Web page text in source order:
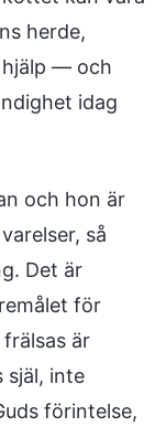
herde,
hjälp — och
idag
och hon är
så
Det är
för
är
själ, inte
förintelse,